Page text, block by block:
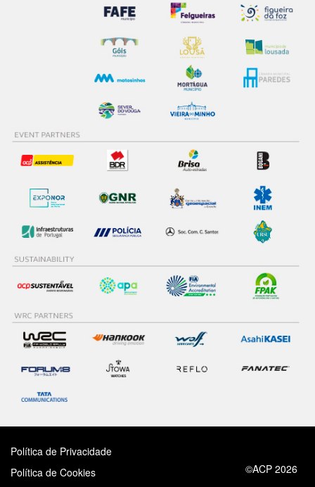
Política de Privacidade
Política de Cookies
©ACP 2026